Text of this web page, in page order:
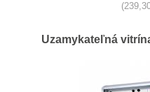
Uzamykateľná